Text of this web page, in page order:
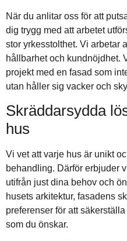
När du anlitar oss för att
dig trygg med att arbetet
stor yrkesstolthet. Vi arbetar
hållbarhet och kundnöjdhet.
projekt med en fasad som
utan håller sig vacker och
Skräddarsydda
hus
Vi vet att varje hus är unikt
behandling. Därför erbjuder
utifrån just dina behov och
husets arkitektur, fasadens
preferenser för att
som du önskar.